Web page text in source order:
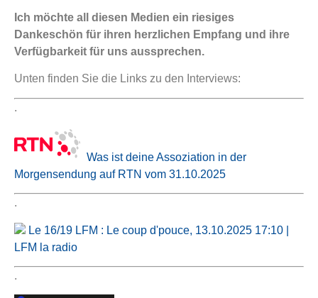
Ich möchte all diesen Medien ein riesiges
Dankeschön für ihren herzlichen Empfang und ihre
Verfügbarkeit für uns aussprechen.
Unten finden Sie die Links zu den Interviews:
.
Was ist deine Assoziation in der
Morgensendung auf RTN vom 31.10.2025
.
Le 16/19 LFM : Le coup d'pouce, 13.10.2025 17:10 |
LFM la radio
.